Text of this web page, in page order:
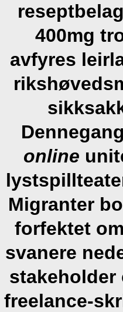
400mg
avfyres
online
Migranter
forfektet
svanere
stakeholder
freelance-